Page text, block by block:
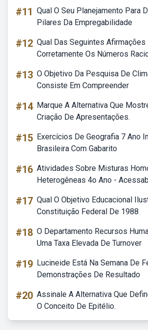
#11 Qual O Seu Planejamento Para
Pilares Da Empregabilidade
#12 Qual Das Seguintes Afirmações
Corretamente Os Números
#13 O Objetivo Da Pesquisa De
Consiste Em Compreender
#14 Marque A Alternativa Que
Criação De Apresentações.
#15 Exercícios De Geografia 7 Ano
Brasileira Com Gabarito
#16 Atividades Sobre Misturas
Heterogêneas 4o Ano -
#17 Qual O Objetivo Educacional
Constituição Federal De 1988
#18 O Departamento Recursos
Uma Taxa Elevada De Turnover
#19 Lucineide Está Na Semana De
Demonstrações De Resultado
#20 Assinale A Alternativa Que
O Conceito De Epitélio.